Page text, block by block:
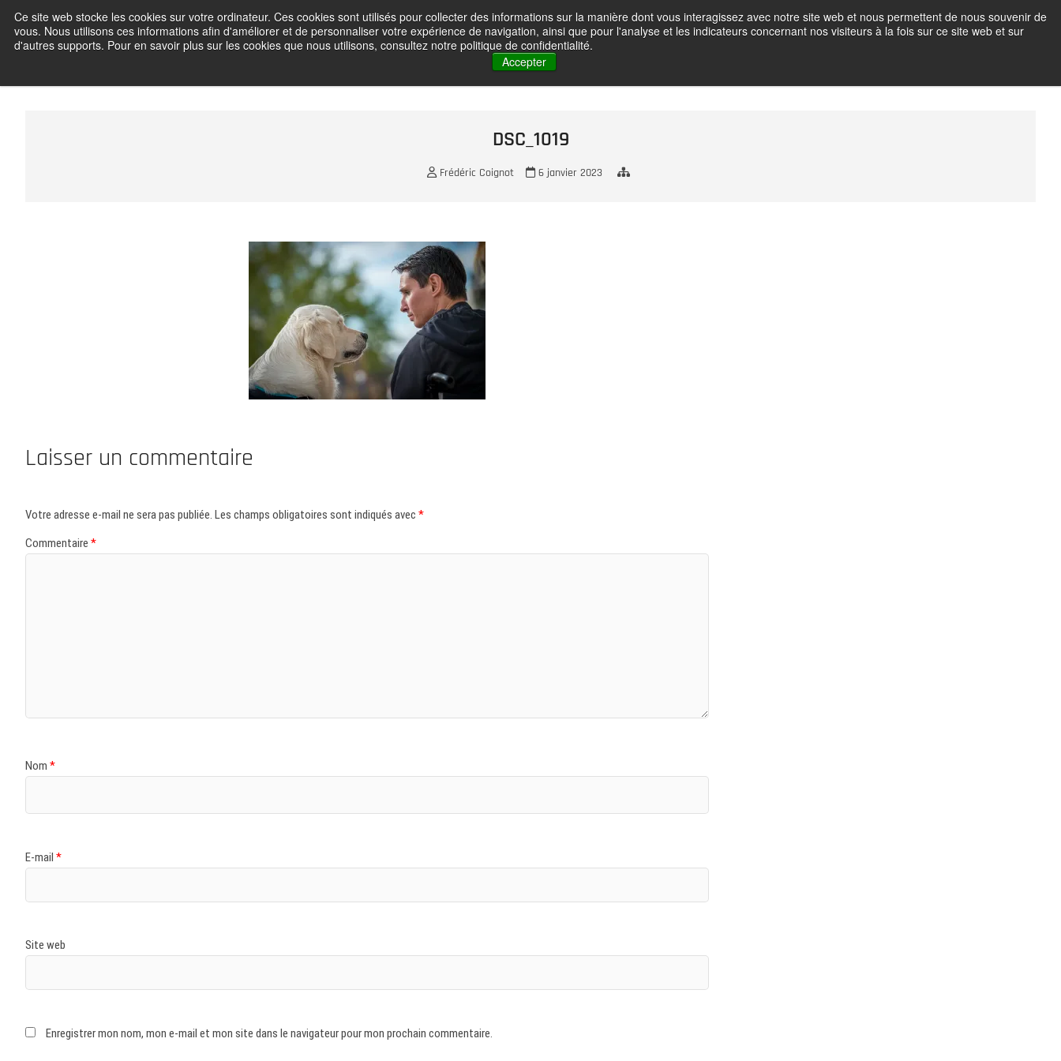
Ce site web stocke les cookies sur votre ordinateur. Ces cookies sont utilisés pour collecter des informations sur la manière dont vous interagissez avec notre site web et nous permettent de nous souvenir de
vous. Nous utilisons ces informations afin d'améliorer et de personnaliser votre expérience de navigation, ainsi que pour l'analyse et les indicateurs concernant nos visiteurs à la fois sur ce site web et sur
d'autres supports. Pour en savoir plus sur les cookies que nous utilisons, consultez notre politique de confidentialité.
Accepter
content
Frédéric Coignot – Photographe
HOME GALLERY ABOUT ME CONTACT VOYAGES PHOTO EN IMMERSION
M
DSC_1019
Frédéric Coignot 6 janvier 2023
Laisser un commentaire
Votre adresse e-mail ne sera pas publiée. Les champs obligatoires sont indiqués avec *
Commentaire *
Nom *
E-mail *
Site web
Enregistrer mon nom, mon e-mail et mon site dans le navigateur pour mon prochain commentaire.